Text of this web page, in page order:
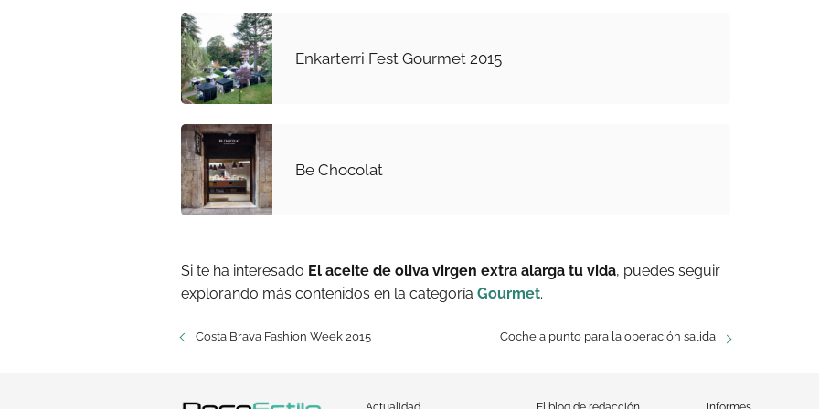
Enkarterri Fest Gourmet 2015
Be Chocolat
Si te ha interesado El aceite de oliva virgen extra alarga tu vida, puedes seguir
explorando más contenidos en la categoría Gourmet.
Costa Brava Fashion Week 2015 Coche a punto para la operación salida